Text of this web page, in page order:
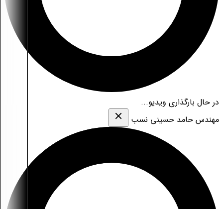
در حال بارگذاری ویدیو...
مهندس حامد حسینی نسب